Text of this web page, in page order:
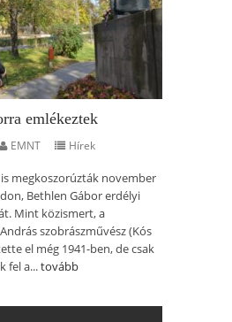
emlékeztek
EMNT Hírek
megkoszorúzták november
Bethlen Gábor erdélyi
Mint közismert, a
szobrászművész (Kós
el még 1941-ben, de csak
fel a...tovább